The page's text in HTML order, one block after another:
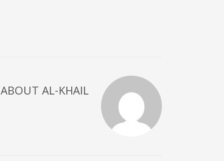
ABOUT AL-KHAIL